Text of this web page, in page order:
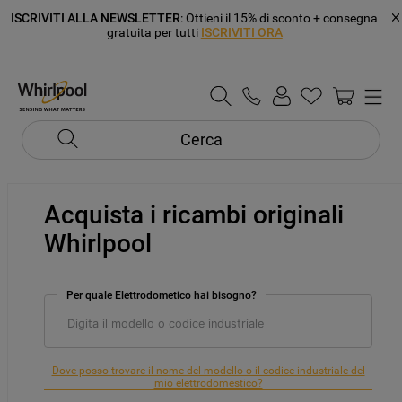
ISCRIVITI ALLA NEWSLETTER: Ottieni il 15% di sconto + consegna
gratuita per tutti ISCRIVITI ORA
Cerca
Acquista i ricambi originali
Whirlpool
Per quale Elettrodometico hai bisogno?
Dove posso trovare il nome del modello o il codice industriale del
mio elettrodomestico?